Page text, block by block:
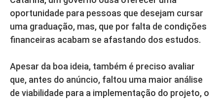
oportunidade para pessoas que desejam cursar
uma graduação, mas, que por falta de condições
financeiras acabam se afastando dos estudos.
Apesar da boa ideia, também é preciso avaliar
que, antes do anúncio, faltou uma maior análise
de viabilidade para a implementação do projeto, o